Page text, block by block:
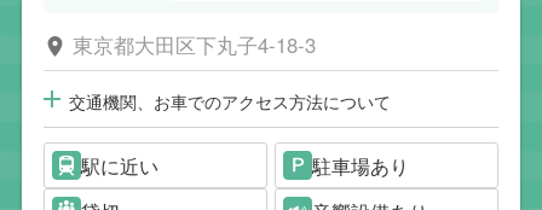
東京都大田区下丸子4-18-3
交通機関、お車でのアクセス方法について
駅に近い
駐車場あり